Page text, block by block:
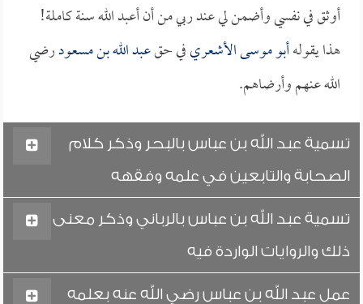
أوثق في نفسي وأضمن لي عند ربي من أن أعبد الله سنة كاملة!
هذا يقولهأبو موسى الأشعريفي حقعبد الله بن مسعودرضي
الله عنهم وأرضاهم.
تسمية عبد الله بن عباس بالبحر وذكر كلام
الصحابة والتابعين في علمه وفقهه
تسمية عبد الله بن عباس بالرباني وذكر معنى
ذلك والروايات الواردة فيه
عمل عبد الله بن عباس رضي الله عنه بعلمه